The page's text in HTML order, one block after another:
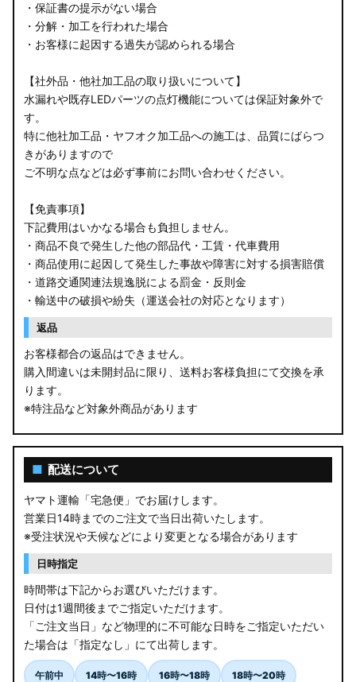
・保証書の提示がない場合
・分解・加工を行われた場合
・お客様に起因する過失が認められる場合
【社外品・他社加工品の取り扱いについて】
水漏れや既存LEDパーツの点灯機能については保証対象外で
す。
特に他社加工品・ヤフオク加工品への施工は、品質にばらつ
きがありますので
ご不明な点などは必ず事前にお問い合わせください。
【免責事項】
下記費用はいかなる場合も負担しません。
・商品不良で発生した他の部品代・工賃・代車費用
・商品使用に起因して発生した事故や障害に対する損害賠償
・道路交通関連法規逸脱による罰金・反則金
・輸送中の破損や紛失（運送会社の対応となります）
返品
お客様都合の返品はできません。
購入間違いは未開封品に限り、送料お客様負担にて交換を承
ります。
※特注品など対象外商品があります
■ 配送について
ヤマト運輸「宅急便」でお届けします。
営業日14時までのご注文で当日出荷いたします。
※受注状況や天候などにより変更となる場合があります
日時指定
時間帯は下記からお選びいただけます。
日付は1週間後までご指定いただけます。
「ご注文当日」など物理的に不可能な日時をご指定いただい
た場合は「指定なし」にて出荷します。
午前中 14時〜16時 16時〜18時 18時〜20時